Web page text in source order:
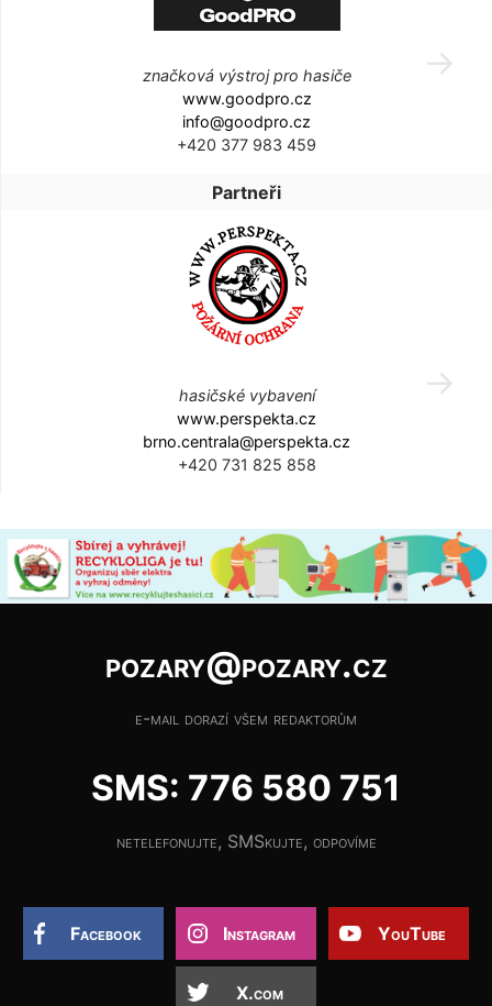
značková výstroj pro hasiče
www.goodpro.cz
info@goodpro.cz
+420 377 983 459
Partneři
hasičské vybavení
www.perspekta.cz
brno.centrala@perspekta.cz
+420 731 825 858
pozary@pozary.cz
e-mail dorazí všem redaktorům
SMS: 776 580 751
netelefonujte, SMSkujte, odpovíme
Facebook Instagram YouTube
X.com